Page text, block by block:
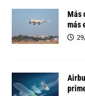
Más
más